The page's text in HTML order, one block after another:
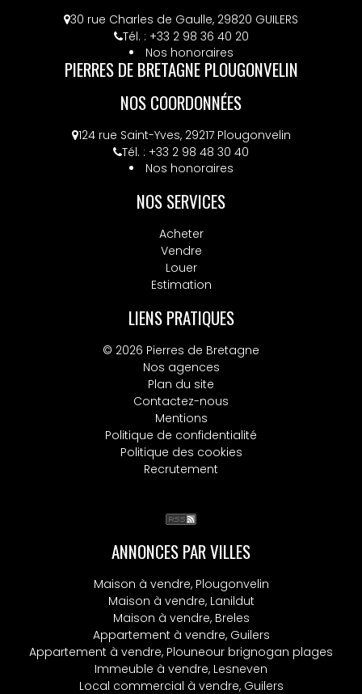
30 rue Charles de Gaulle, 29820 GUILERS
Tél. : +33 2 98 36 40 20
Nos honoraires
PIERRES DE BRETAGNE PLOUGONVELIN
NOS COORDONNÉES
124 rue Saint-Yves, 29217 Plougonvelin
Tél. : +33 2 98 48 30 40
Nos honoraires
NOS SERVICES
Acheter
Vendre
Louer
Estimation
LIENS PRATIQUES
© 2026 Pierres de Bretagne
Nos agences
Plan du site
Contactez-nous
Mentions
Politique de confidentialité
Politique des cookies
Recrutement
ANNONCES PAR VILLES
Maison à vendre, Plougonvelin
Maison à vendre, Lanildut
Maison à vendre, Breles
Appartement à vendre, Guilers
Appartement à vendre, Plouneour brignogan plages
Immeuble à vendre, Lesneven
Local commercial à vendre, Guilers